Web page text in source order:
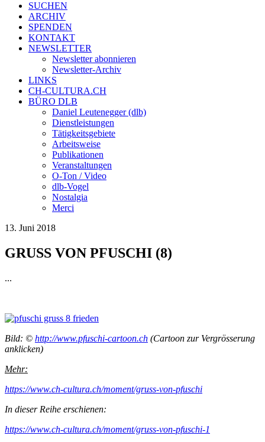
SUCHEN
ARCHIV
SPENDEN
KONTAKT
NEWSLETTER
Newsletter abonnieren
Newsletter-Archiv
LINKS
CH-CULTURA.CH
BÜRO DLB
Daniel Leutenegger (dlb)
Dienstleistungen
Tätigkeitsgebiete
Arbeitsweise
Publikationen
Veranstaltungen
O-Ton / Video
dlb-Vogel
Nostalgia
Merci
13. Juni 2018
GRUSS VON PFUSCHI (8)
...
Bild: © http://www.pfuschi-cartoon.ch (Cartoon zur Vergrösserung
anklicken)
Mehr:
https://www.ch-cultura.ch/moment/gruss-von-pfuschi
In dieser Reihe erschienen:
https://www.ch-cultura.ch/moment/gruss-von-pfuschi-1